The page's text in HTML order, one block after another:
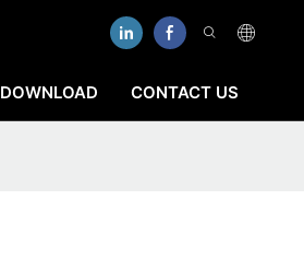
DOWNLOAD CONTACT US